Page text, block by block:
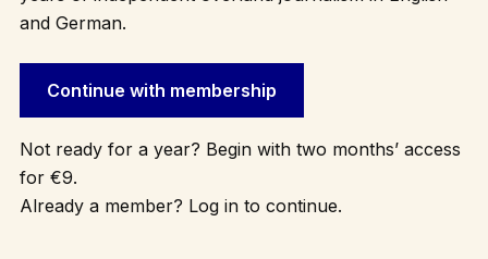
and German.
Continue with membership
Not ready for a year? Begin with two months’ access
for €9.
Already a member? Log in to continue.